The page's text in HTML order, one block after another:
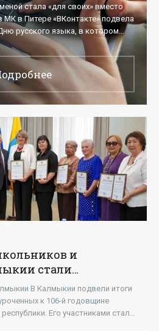
стала «для своих» вместо
в Питере «ВКонтакте» подвела
русского языка, в котором
оценивали популярные
и
стали
-
В Калмыкии подвели итоги
к 106-й годовщине
Его участниками стали